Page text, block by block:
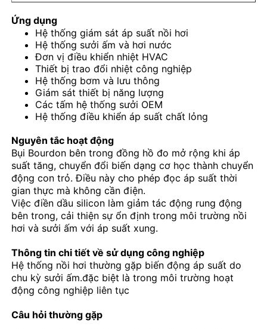
Các loại máy đo áp suất
Ứng dụng
Hệ thống giám sát áp suất nồi hơi
Hệ thống sưởi ấm và hơi nước
Đơn vị điều khiển nhiệt HVAC
Thiết bị trao đổi nhiệt công nghiệp
Hệ thống bơm và lưu thông
Giám sát thiết bị năng lượng
Các tấm hệ thống sưởi OEM
Hệ thống điều khiển áp suất chất lỏng
Nguyên tắc hoạt động
Bụi Bourdon bên trong đồng hồ đo mở rộng khi áp
suất tăng, chuyển đổi biến dạng cơ học thành chuyển
động con trỏ. Điều này cho phép đọc áp suất thời
gian thực mà không cần điện.
Việc điền dầu silicon làm giảm tác động rung động
bên trong, cải thiện sự ổn định trong môi trường nồi
hơi và sưởi ấm với áp suất xung.
Thông tin chi tiết về sử dụng công nghiệp
Hệ thống nồi hơi thường gặp biến động áp suất do
chu kỳ sưởi ấm.đặc biệt là trong môi trường hoạt
động công nghiệp liên tục
Câu hỏi thường gặp